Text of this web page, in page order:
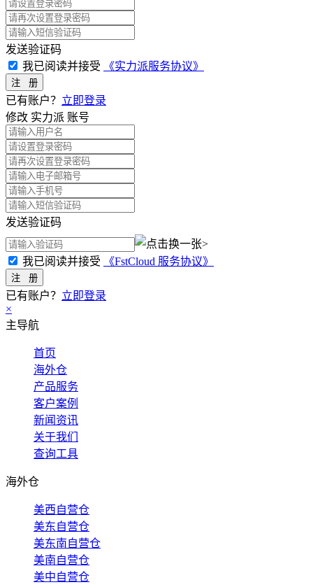
发送验证码
我已阅读并接受
《实力派服务协议》
已有账户？ 立即登录
修改 实力派 账号
发送验证码
>
我已阅读并接受
《FstCloud 服务协议》
已有账户？ 立即登录
×
主导航
首页
海外仓
产品服务
客户案例
新闻资讯
关于我们
查询工具
海外仓
美西自营仓
美东自营仓
美东南自营仓
美南自营仓
美中自营仓